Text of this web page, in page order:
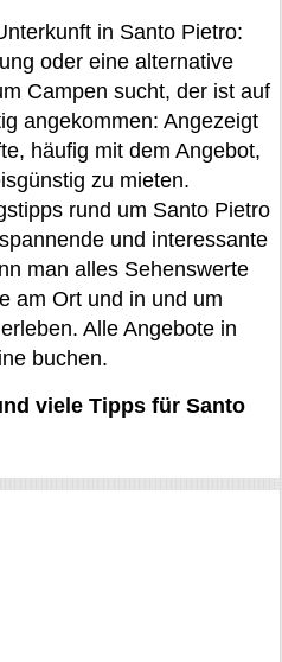
in Santo Pietro:
oder eine alternative
Campen sucht, der ist auf
angekommen: Angezeigt
häufig mit dem Angebot,
zu mieten.
rund um Santo Pietro
und interessante
man alles Sehenswerte
am Ort und in und um
Alle Angebote in
buchen.
viele Tipps für Santo